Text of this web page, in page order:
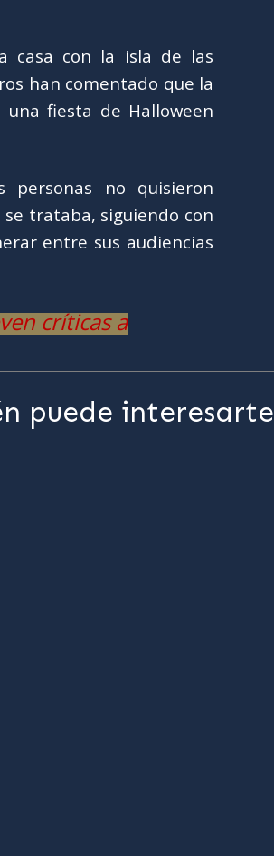
casa con la isla de las
han comentado que la
una fiesta de Halloween
personas no quisieron
trataba, siguiendo con
entre sus audiencias
críticas a
puede interesarte